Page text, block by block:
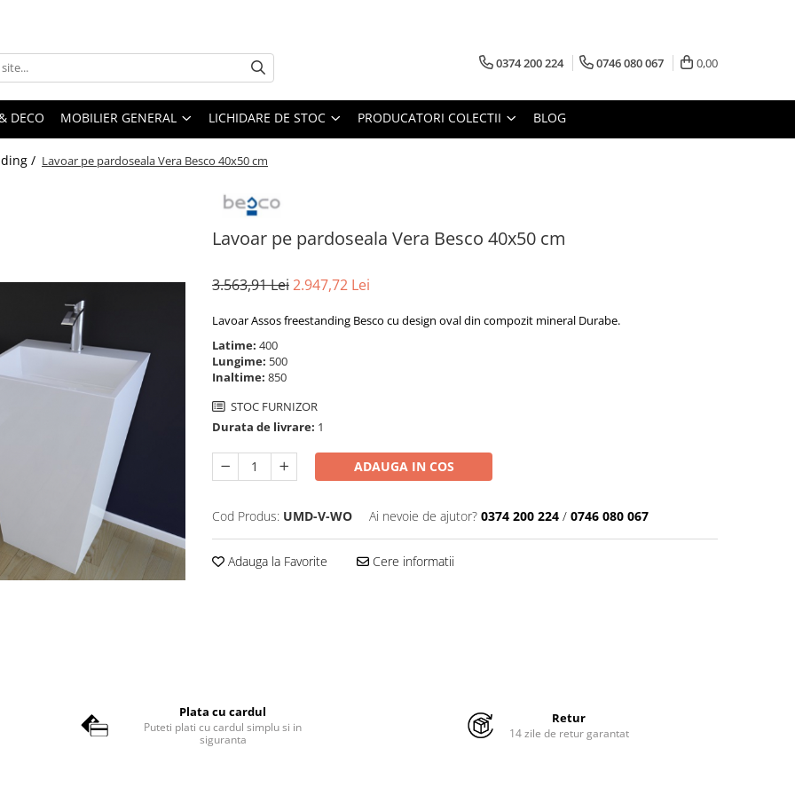
0374 200 224 0746 080 067 0,00
DECO MOBILIER GENERAL LICHIDARE DE STOC PRODUCATORI COLECTII BLOG
/ Lavoar pe pardoseala Vera Besco 40x50 cm
Lavoar pe pardoseala Vera Besco 40x50 cm
3.563,91 Lei2.947,72 Lei
Lavoar Assos freestanding Besco cu design oval din compozit mineral Durabe.
Latime: 400
Lungime: 500
Inaltime: 850
STOC FURNIZOR
Durata de livrare: 1
ADAUGA IN COS
Cod Produs: UMD-V-WO Ai nevoie de ajutor? 0374 200 224 / 0746 080 067
Adauga la Favorite Cere informatii
Plata cu cardul
Puteti plati cu cardul simplu si in
siguranta
Retur
14 zile de retur garantat